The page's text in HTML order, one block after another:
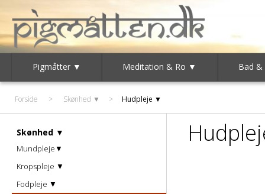
Pigmåtter ▼ Meditation & Ro ▼ Bad
Skønhed ▼
Mundpleje▼
Kropspleje ▼
Fodpleje ▼
Forside > Skønhed ▼ > Hudpleje ▼